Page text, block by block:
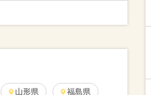
山形県 福島県